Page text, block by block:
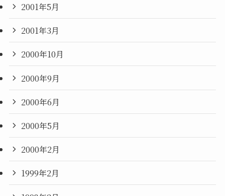
2001年5月
2001年3月
2000年10月
2000年9月
2000年6月
2000年5月
2000年2月
1999年2月